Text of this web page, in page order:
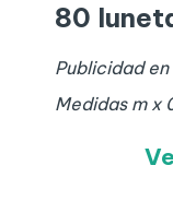
80
Publicidad
Medidas m x